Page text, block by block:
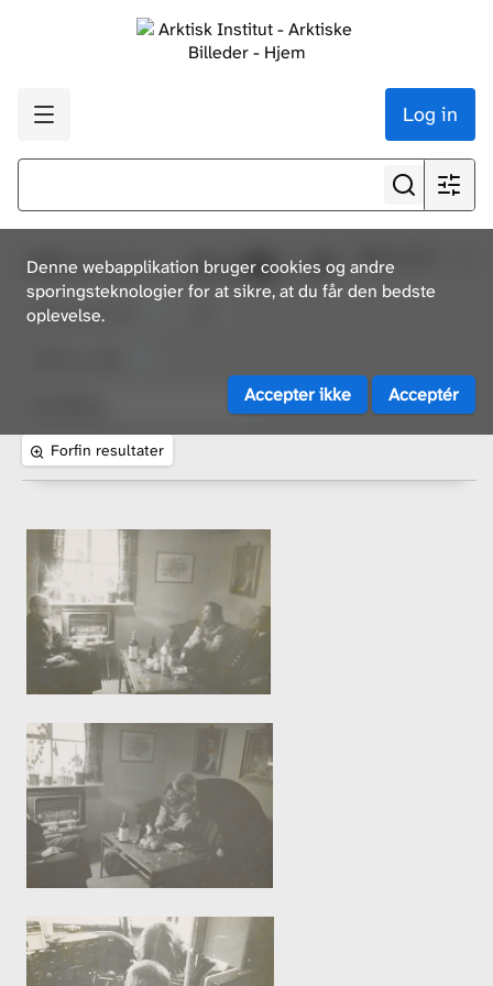
Log in
Denne webapplikation bruger cookies og andre
sporingsteknologier for at sikre, at du får den bedste
oplevelse.
1,000ressourcer
Forfin resultater
Side 2 af 5